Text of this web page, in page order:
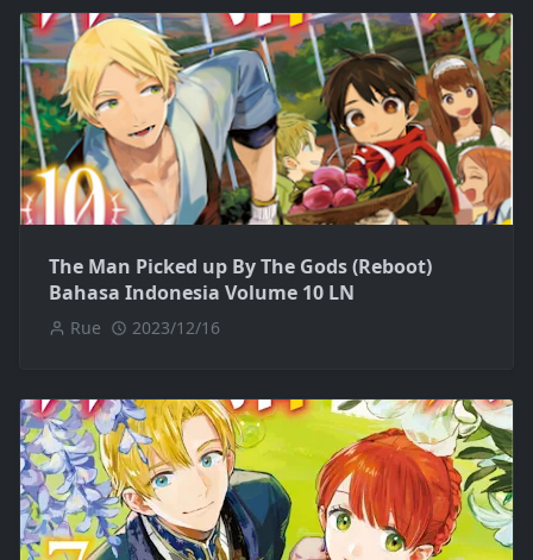
The Man Picked up By The Gods (Reboot)
Bahasa Indonesia Volume 10 LN
Rue 2023/12/16